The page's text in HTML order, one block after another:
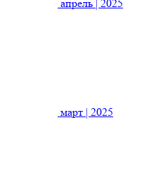
апрель | 2025
март | 2025